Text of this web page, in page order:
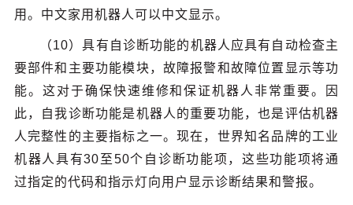
用。中文家用机器人可以中文显示。
（10）具有自诊断功能的机器人应具有自动检查主
要部件和主要功能模块，故障报警和故障位置显示等功
能。这对于确保快速维修和保证机器人非常重要。因
此，自我诊断功能是机器人的重要功能，也是评估机器
人完整性的主要指标之一。现在，世界知名品牌的工业
机器人具有30至50个自诊断功能项，这些功能项将通
过指定的代码和指示灯向用户显示诊断结果和警报。